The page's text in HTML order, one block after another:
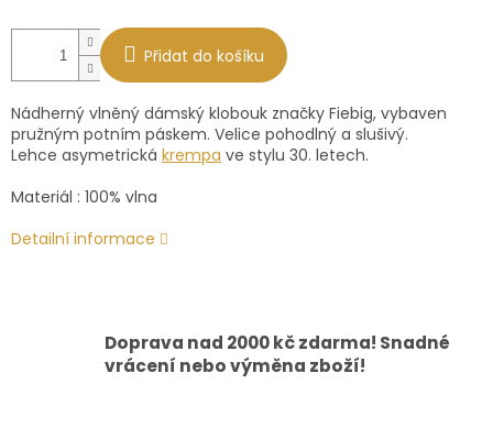
Přidat do košíku
Nádherný vlněný dámský klobouk značky Fiebig, vybaven
pružným potním páskem. Velice pohodlný a slušivý.
Lehce asymetrická krempa ve stylu 30. letech.
Materiál : 100% vlna
Detailní informace
Doprava nad 2000 kč zdarma! Snadné
vrácení nebo výměna zboží!